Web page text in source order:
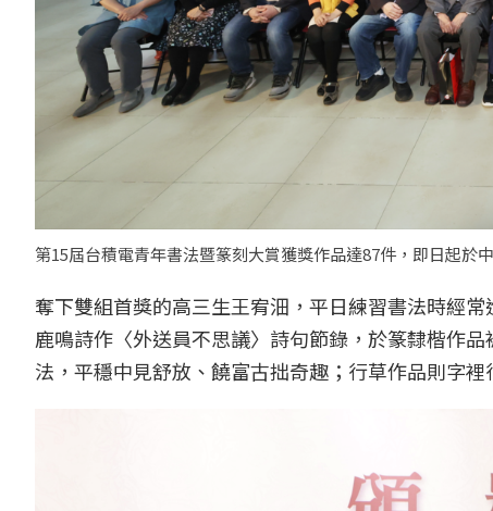
第15屆台積電青年書法暨篆刻大賞獲獎作品達87件，即日起於
奪下雙組首獎的高三生王宥沺，平日練習書法時經
鹿鳴詩作〈外送員不思議〉詩句節錄，於篆隸楷作
法，平穩中見舒放、饒富古拙奇趣；行草作品則字